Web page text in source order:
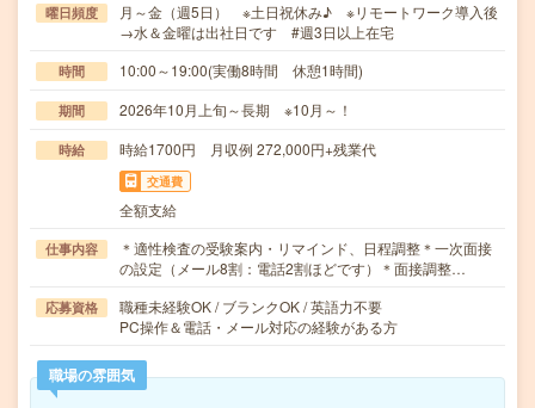
曜日頻度
月～金（週5日） ※土日祝休み♪ ※リモートワーク導入後
→水＆金曜は出社日です #週3日以上在宅
時間 10:00～19:00(実働8時間 休憩1時間)
期間 2026年10月上旬～長期 ※10月～！
時給 時給1700円 月収例 272,000円+残業代
交通費
全額支給
仕事内容
＊適性検査の受験案内・リマインド、日程調整＊一次面接
の設定（メール8割：電話2割ほどです）＊面接調整…
応募資格
職種未経験OK / ブランクOK / 英語力不要
PC操作＆電話・メール対応の経験がある方
職場の雰囲気